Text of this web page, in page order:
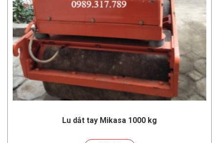
Lu dắt tay Mikasa 1000 kg